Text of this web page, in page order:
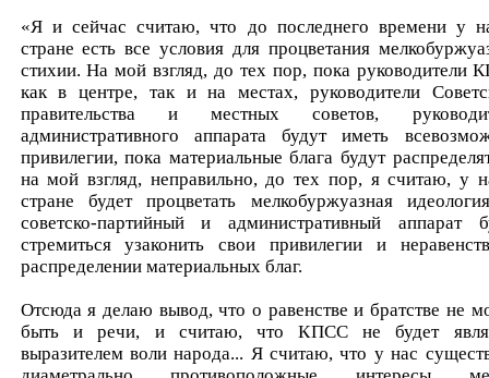
«Я и сейчас считаю, что до последнего времени у
стране есть все условия для процветания
стихии. На мой взгляд, до тех пор, пока руководители
как в центре, так и на местах, руководители
правительства и местных советов,
административного аппарата будут иметь
привилегии, пока материальные блага будут
на мой взгляд, неправильно, до тех пор, я считаю, у
стране будет процветать мелкобуржуазная
советско-партийный и административный аппарат
стремиться узаконить свои привилегии и
распределении материальных благ.
Отсюда я делаю вывод, что о равенстве и братстве не
быть и речи, и считаю, что КПСС не будет
выразителем воли народа... Я считаю, что у нас